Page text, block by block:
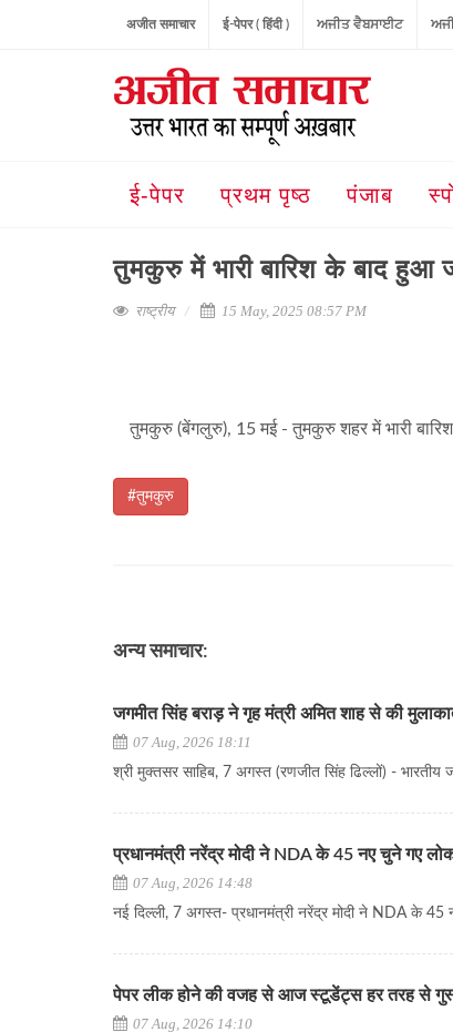
अजीत समाचार ई-पेपर ( हिंदी ) ਅਜੀਤ ਵੈਬਸਾਈਟ
ई-पेपर प्रथम पृष्ठ पंजाब
तुमकुरु में भारी बारिश के बाद हुआ
राष्ट्रीय 15 May, 2025 08:57 PM
तुमकुरु (बेंगलुरु), 15 मई - तुमकुरु शहर में भारी
#तुमकुरु
अन्य समाचार:
जगमीत सिंह बराड़ ने गृह मंत्री अमित शाह से की
07 Aug, 2026 18:11
श्री मुक्तसर साहिब, 7 अगस्त (रणजीत सिंह ढिल्लों) - भारतीय
प्रधानमंत्री नरेंद्र मोदी ने NDA के 45 नए चुने गए
07 Aug, 2026 14:48
नई दिल्ली, 7 अगस्त- प्रधानमंत्री नरेंद्र मोदी ने NDA के 45
पेपर लीक होने की वजह से आज स्टूडेंट्स हर तरह से
07 Aug, 2026 14:10